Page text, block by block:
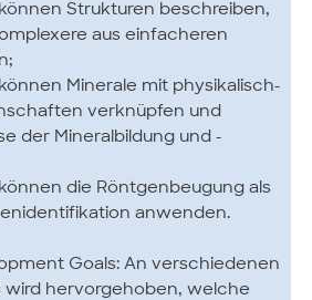
Strukturen beschreiben,
aus einfacheren
Minerale mit physikalisch-
verknüpfen und
der Mineralbildung und -
die Röntgenbeugung als
anwenden.
Goals: An verschiedenen
wird hervorgehoben, welche